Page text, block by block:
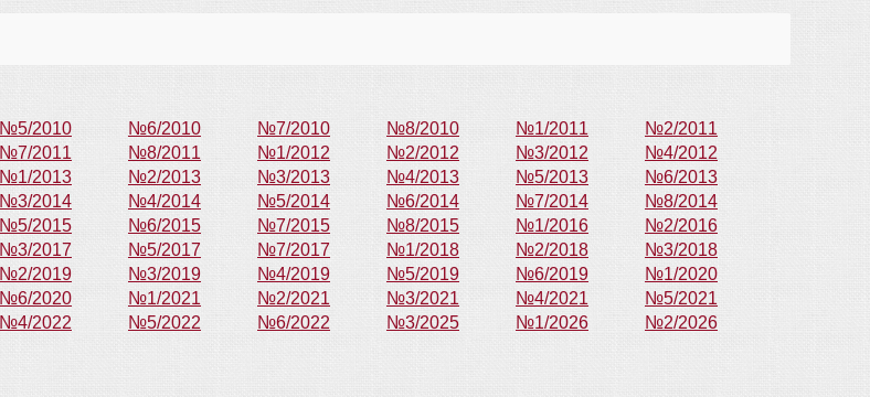
№5/2010 №6/2010 №7/2010 №8/2010 №1/2011
№2/2011
№7/2011 №8/2011 №1/2012 №2/2012 №3/2012
№4/2012
№1/2013 №2/2013 №3/2013 №4/2013 №5/2013
№6/2013
№3/2014 №4/2014 №5/2014 №6/2014 №7/2014
№8/2014
№5/2015 №6/2015 №7/2015 №8/2015 №1/2016
№2/2016
№3/2017 №5/2017 №7/2017 №1/2018 №2/2018
№3/2018
№2/2019 №3/2019 №4/2019 №5/2019 №6/2019
№1/2020
№6/2020 №1/2021 №2/2021 №3/2021 №4/2021
№5/2021
№4/2022 №5/2022 №6/2022 №3/2025 №1/2026
№2/2026